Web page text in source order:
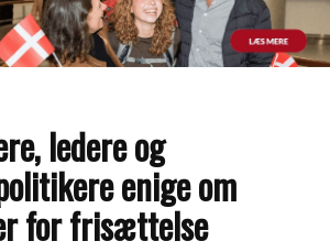
ledere og
enige om
for frisættelse